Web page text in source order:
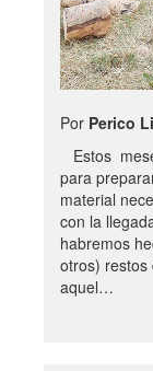
Por Perico
Estos
para
material
con la
habremos
otros) restos
aquel…